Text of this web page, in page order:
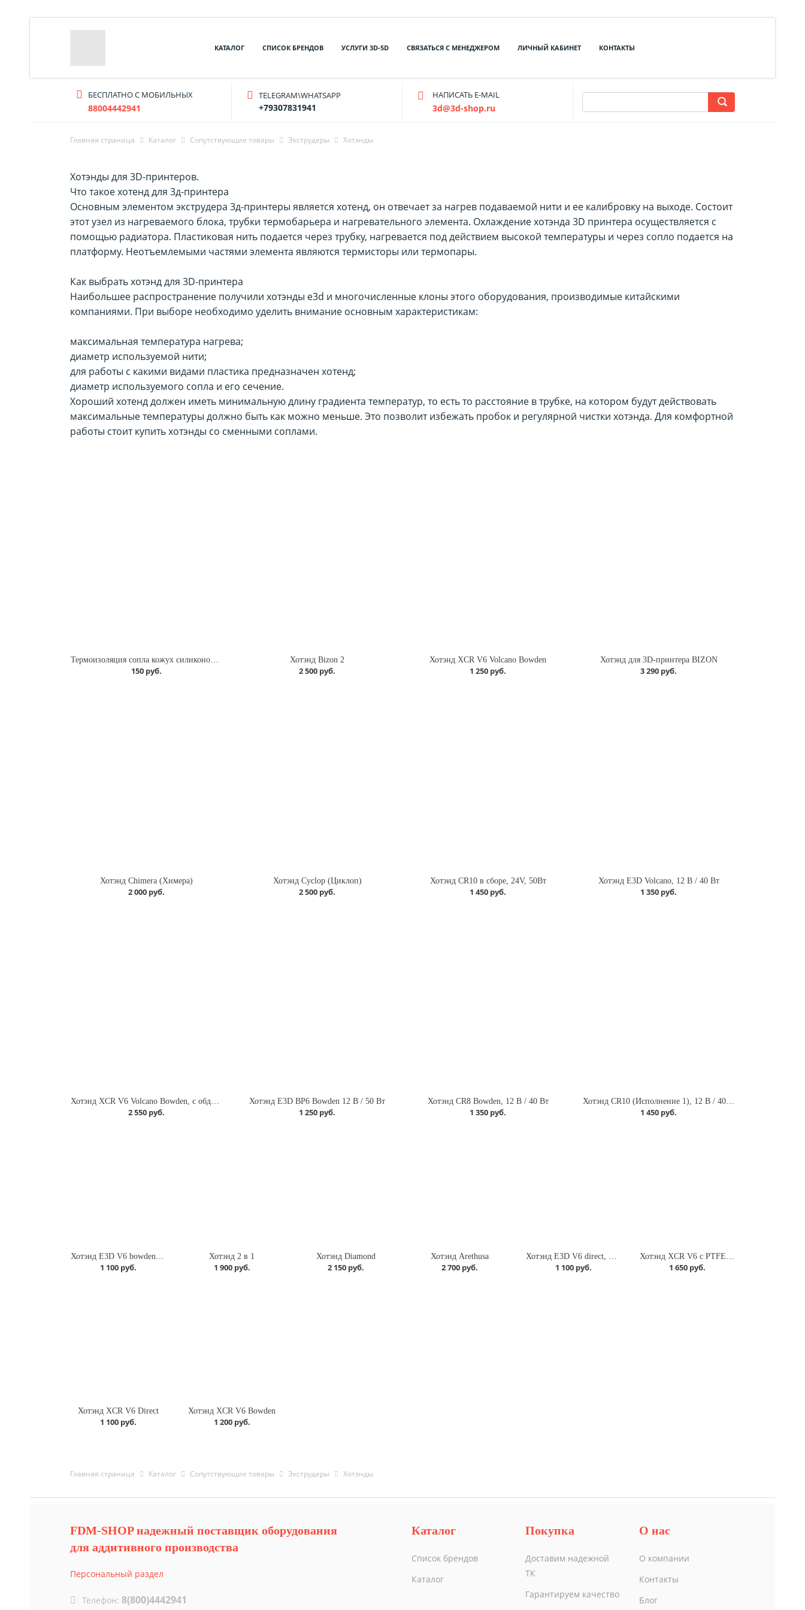
КАТАЛОГ СПИСОК БРЕНДОВ УСЛУГИ 3D-5D СВЯЗАТЬСЯ С МЕНЕДЖЕРОМ ЛИЧНЫЙ КАБИНЕТ КОНТАКТЫ
БЕСПЛАТНО С МОБИЛЬНЫХ
88004442941
TELEGRAM\WHATSAPP
+79307831941
НАПИСАТЬ E-MAIL
3d@3d-shop.ru
Главная страница Каталог Cопутствующие товары Экструдеры Хотэнды
Хотэнды для 3D-принтеров.
Что такое хотенд для 3д-принтера
Основным элементом экструдера 3д-принтеры является хотенд, он отвечает за нагрев подаваемой нити и ее калибровку на выходе. Состоит
этот узел из нагреваемого блока, трубки термобарьера и нагревательного элемента. Охлаждение хотэнда 3D принтера осуществляется с
помощью радиатора. Пластиковая нить подается через трубку, нагревается под действием высокой температуры и через сопло подается на
платформу. Неотъемлемыми частями элемента являются термисторы или термопары.
Как выбрать хотэнд для 3D-принтера
Наибольшее распространение получили хотэнды e3d и многочисленные клоны этого оборудования, производимые китайскими
компаниями. При выборе необходимо уделить внимание основным характеристикам:
максимальная температура нагрева;
диаметр используемой нити;
для работы с какими видами пластика предназначен хотенд;
диаметр используемого сопла и его сечение.
Хороший хотенд должен иметь минимальную длину градиента температур, то есть то расстояние в трубке, на котором будут действовать
максимальные температуры должно быть как можно меньше. Это позволит избежать пробок и регулярной чистки хотэнда. Для комфортной
работы стоит купить хотэнды со сменными соплами.
Термоизоляция сопла кожух силиконовый
150 руб.
Хотэнд Bizon 2
2 500 руб.
Хотэнд XCR V6 Volcano Bowden
1 250 руб.
Хотэнд для 3D-принтера BIZON
3 290 руб.
Хотэнд Chimera (Химера)
2 000 руб.
Хотэнд Cyclop (Циклоп)
2 500 руб.
Хотэнд CR10 в сборе, 24V, 50Вт
1 450 руб.
Хотэнд E3D Volcano, 12 В / 40 Вт
1 350 руб.
Хотэнд XCR V6 Volcano Bowden, с обдувами 12В
2 550 руб.
Хотэнд E3D BP6 Bowden 12 В / 50 Вт
1 250 руб.
Хотэнд CR8 Bowden, 12 В / 40 Вт
1 350 руб.
Хотэнд CR10 (Исполнение 1), 12 В / 40 Вт
1 450 руб.
1 100 руб.
Хотэнд 2 в 1
1 900 руб.
Хотэнд Diamond
2 150 руб.
Хотэнд Arethusa
2 700 руб. 1 100 руб. 1 650 руб.
Хотэнд XCR V6 Direct
1 100 руб.
Хотэнд XCR V6 Bowden
1 200 руб.
Главная страница Каталог Cопутствующие товары Экструдеры Хотэнды
FDM-SHOP надежный поставщик оборудования
для аддитивного производства
Персональный раздел
Телефон: 8(800)4442941
Каталог
Список брендов
Каталог
Покупка
Доставим надежной
ТК
Гарантируем качество
О нас
О компании
Контакты
Блог